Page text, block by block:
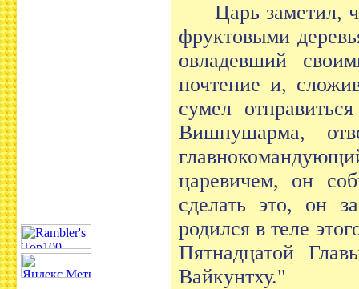
Царь заметил,
фруктовыми
овладевший
почтение и,
сумел
Вишнушарма,
царевичем, он
сделать это, он
родился в теле
Пятнадцатой
Вайкунтху."